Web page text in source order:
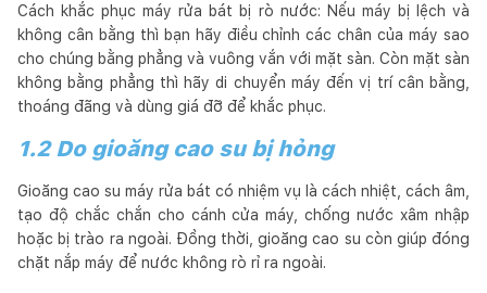
Cách khắc phục máy rửa bát bị rò nước: Nếu máy bị lệch và
không cân bằng thì bạn hãy điều chỉnh các chân của máy sao
cho chúng bằng phẳng và vuông vắn với mặt sàn. Còn mặt sàn
không bằng phẳng thì hãy di chuyển máy đến vị trí cân bằng,
thoáng đãng và dùng giá đỡ để khắc phục.
1.2 Do gioăng cao su bị hỏng
Gioăng cao su máy rửa bát có nhiệm vụ là cách nhiệt, cách âm,
tạo độ chắc chắn cho cánh cửa máy, chống nước xâm nhập
hoặc bị trào ra ngoài. Đồng thời, gioăng cao su còn giúp đóng
chặt nắp máy để nước không rò rỉ ra ngoài.